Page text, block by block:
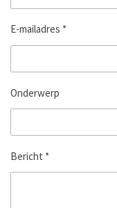
E-mailadres *
Onderwerp
Bericht *